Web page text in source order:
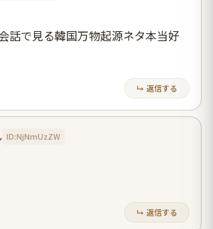
話で見る韓国万物起源ネタ本当好
↳ 返信する
ID:NjNmUzZW
↳ 返信する